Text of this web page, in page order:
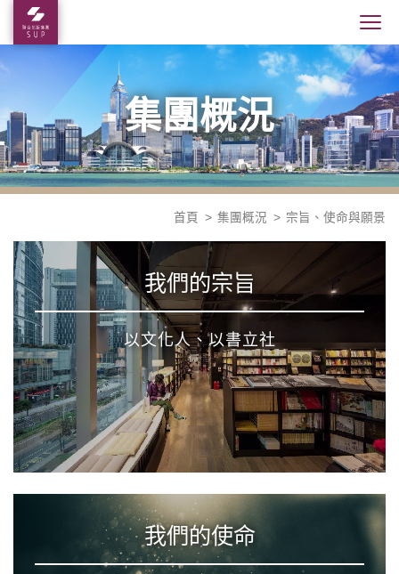
集團概況
首頁 集團概況 宗旨、使命與願景
我們的宗旨
以文化人、以書立社
我們的使命